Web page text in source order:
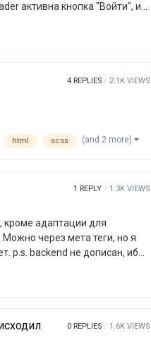
активна кнопка "Войти", и
"main" и "video"), я
4 REPLIES 2.1K VIEWS
html scss (and 2 more)
1 REPLY 1.3K VIEWS
кроме адаптации для
Можно через мета теги, но я
0 REPLIES 1.6K VIEWS